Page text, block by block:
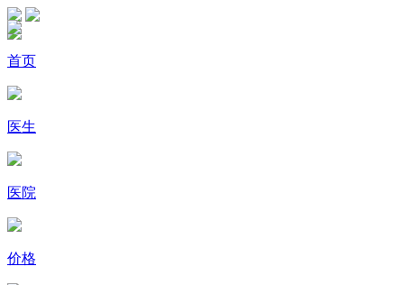
首页
医生
医院
价格